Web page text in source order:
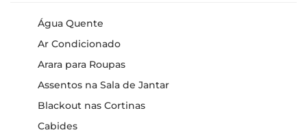
Água Quente
Ar Condicionado
Arara para Roupas
Assentos na Sala de Jantar
Blackout nas Cortinas
Cabides